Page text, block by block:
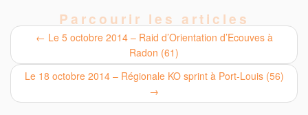
Parcourir les articles
← Le 5 octobre 2014 – Raid d’Orientation d’Ecouves à
Radon (61)
Le 18 octobre 2014 – Régionale KO sprint à Port-Louis (56)
→